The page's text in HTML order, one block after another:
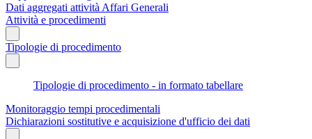
Dati aggregati attività Affari Generali
Attività e procedimenti
Tipologie di procedimento
Tipologie di procedimento - in formato tabellare
Monitoraggio tempi procedimentali
Dichiarazioni sostitutive e acquisizione d'ufficio dei dati